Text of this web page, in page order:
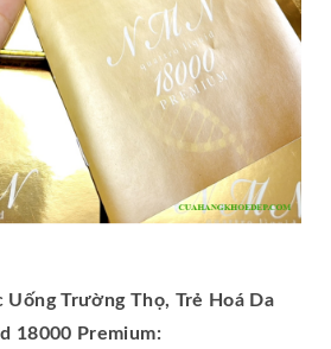
Uống Trường Thọ, Trẻ Hoá Da
18000 Premium: